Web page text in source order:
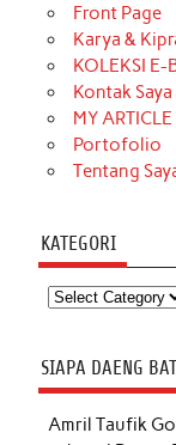
Front Page
Karya &
KOLEKSI E-
Kontak Saya
MY
Portofolio
Tentang
KATEGORI
Kategori
SIAPA DAENG
Amril Taufik